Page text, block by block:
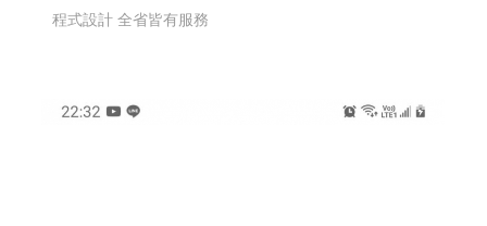
程式設計 全省皆有服務